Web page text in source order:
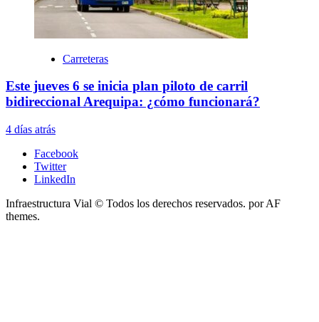
Carreteras
Este jueves 6 se inicia plan piloto de carril
bidireccional Arequipa: ¿cómo funcionará?
4 días atrás
Facebook
Twitter
LinkedIn
Infraestructura Vial © Todos los derechos reservados. por AF
themes.